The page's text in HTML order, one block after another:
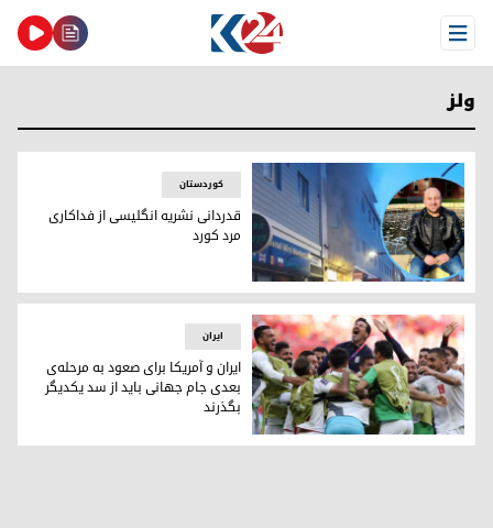
Open Menu
ولز
سرور محمود، مرد کوردی که جان ده‌ها نفر را نجات داد
کوردستان
قدردانی نشریه انگلیسی از فداکاری
مرد کورد
تیم ملی ایران دو بر صفر برتیم ولز غلبه کرد
ایران
ایران و آمریکا برای صعود به مرحله‌ی
بعدی جام جهانی باید از سد یکدیگر
بگذرند